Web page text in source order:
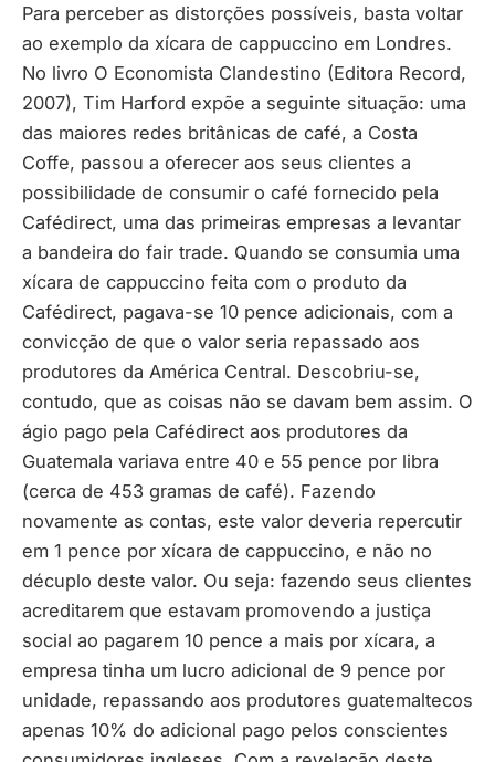
Para perceber as distorções possíveis, basta voltar
ao exemplo da xícara de cappuccino em Londres.
No livro O Economista Clandestino (Editora Record,
2007), Tim Harford expõe a seguinte situação: uma
das maiores redes britânicas de café, a Costa
Coffe, passou a oferecer aos seus clientes a
possibilidade de consumir o café fornecido pela
Cafédirect, uma das primeiras empresas a levantar
a bandeira do fair trade. Quando se consumia uma
xícara de cappuccino feita com o produto da
Cafédirect, pagava-se 10 pence adicionais, com a
convicção de que o valor seria repassado aos
produtores da América Central. Descobriu-se,
contudo, que as coisas não se davam bem assim. O
ágio pago pela Cafédirect aos produtores da
Guatemala variava entre 40 e 55 pence por libra
(cerca de 453 gramas de café). Fazendo
novamente as contas, este valor deveria repercutir
em 1 pence por xícara de cappuccino, e não no
décuplo deste valor. Ou seja: fazendo seus clientes
acreditarem que estavam promovendo a justiça
social ao pagarem 10 pence a mais por xícara, a
empresa tinha um lucro adicional de 9 pence por
unidade, repassando aos produtores guatemaltecos
apenas 10% do adicional pago pelos conscientes